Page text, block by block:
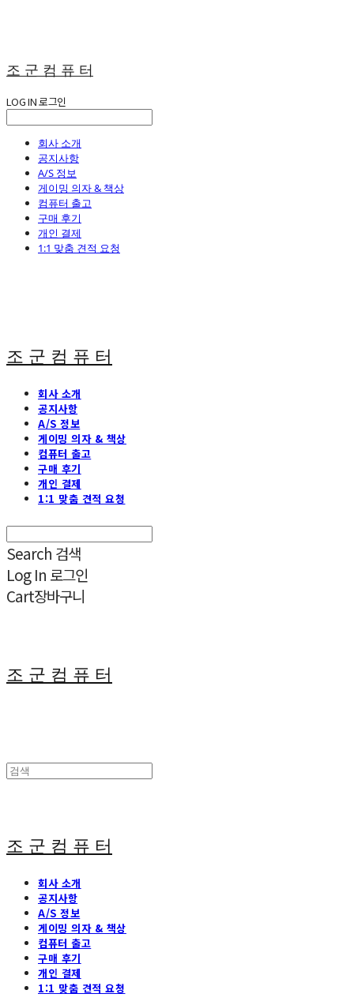
조 군 컴 퓨 터
LOG IN로그인
회사 소개
공지사항
A/S 정보
게이밍 의자 & 책상
컴퓨터 출고
구매 후기
개인 결제
1:1 맞춤 견적 요청
조 군 컴 퓨 터
회사 소개
공지사항
A/S 정보
게이밍 의자 & 책상
컴퓨터 출고
구매 후기
개인 결제
1:1 맞춤 견적 요청
Search 검색
Log In 로그인
Cart장바구니
조 군 컴 퓨 터
조 군 컴 퓨 터
회사 소개
공지사항
A/S 정보
게이밍 의자 & 책상
컴퓨터 출고
구매 후기
개인 결제
1:1 맞춤 견적 요청